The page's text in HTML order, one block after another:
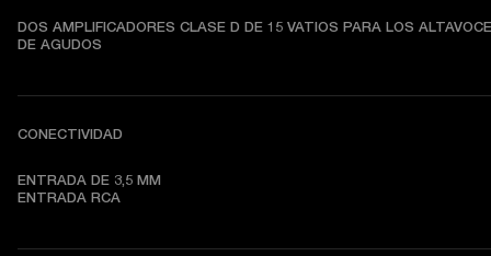
DOS AMPLIFICADORES CLASE D DE 15 VATIOS PARA LOS
DE AGUDOS
CONECTIVIDAD
ENTRADA DE 3,5 MM
ENTRADA RCA